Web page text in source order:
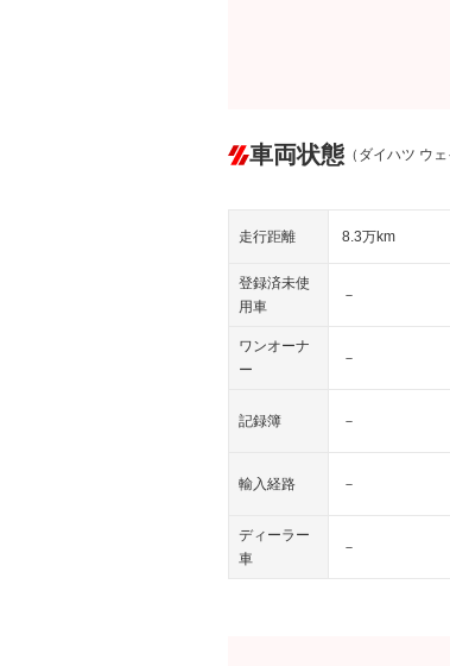
車両状態 （ダイハツ ウ
走行距離 8.3万km
登録済未使
用車
－
ワンオーナ
ー
－
記録簿 －
輸入経路 －
ディーラー
車
－